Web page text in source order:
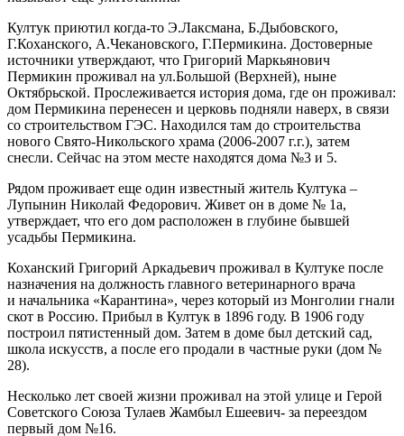
Култук приютил когда-то Э.Лаксмана, Б.Дыбовского,
Г.Коханского, А.Чекановского, Г.Пермикина. Достоверные
источники утверждают, что Григорий Маркьянович
Пермикин проживал на ул.Большой (Верхней), ныне
Октябрьской. Прослеживается история дома, где он проживал:
дом Пермикина перенесен и церковь подняли наверх, в связи
со строительством ГЭС. Находился там до строительства
нового Свято-Никольского храма (2006-2007 г.г.), затем
снесли. Сейчас на этом месте находятся дома №3 и 5.
Рядом проживает еще один известный житель Култука –
Лупынин Николай Федорович. Живет он в доме № 1а,
утверждает, что его дом расположен в глубине бывшей
усадьбы Пермикина.
Коханский Григорий Аркадьевич проживал в Култуке после
назначения на должность главного ветеринарного врача
и начальника «Карантина», через который из Монголии гнали
скот в Россию. Прибыл в Култук в 1896 году. В 1906 году
построил пятистенный дом. Затем в доме был детский сад,
школа искусств, а после его продали в частные руки (дом №
28).
Несколько лет своей жизни проживал на этой улице и Герой
Советского Союза Тулаев Жамбыл Ешеевич- за переездом
первый дом №16.